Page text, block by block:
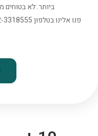
ביותר. לא בטוחים